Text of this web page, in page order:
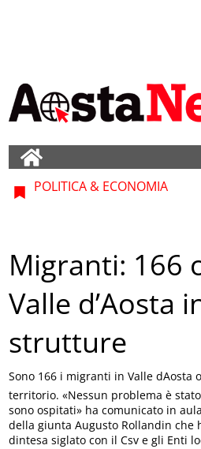
POLITICA & ECONOMIA
Migranti: 166
Valle d’Aosta
strutture
Sono 166 i migranti in Valle
territorio. «Nessun problema è
sono ospitati» ha comunicato in
della giunta Augusto Rollandin che
dintesa siglato con il Csv e gli Enti